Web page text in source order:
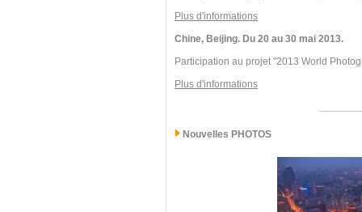
Plus d'informations
Chine, Beijing. Du 20 au 30 mai 2013.
Participation au projet "2013 World
Plus d'informations
Nouvelles PHOTOS